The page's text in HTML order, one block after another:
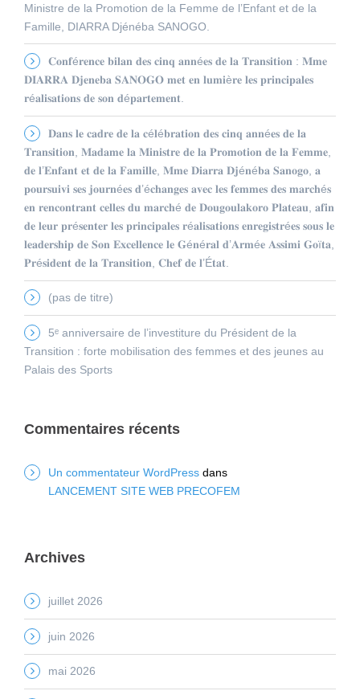
Ministre de la Promotion de la Femme de l’Enfant et de la
Famille, DIARRA Djénéba SANOGO.
𝐂𝐨𝐧𝐟é𝐫𝐞𝐧𝐜𝐞 𝐛𝐢𝐥𝐚𝐧 𝐝𝐞𝐬 𝐜𝐢𝐧𝐪 𝐚𝐧𝐧é𝐞𝐬 𝐝𝐞 𝐥𝐚 𝐓𝐫𝐚𝐧𝐬𝐢𝐭𝐢𝐨𝐧 : 𝐌𝐦𝐞
𝐃𝐈𝐀𝐑𝐑𝐀 𝐃𝐣𝐞𝐧𝐞𝐛𝐚 𝐒𝐀𝐍𝐎𝐆𝐎 𝐦𝐞𝐭 𝐞𝐧 𝐥𝐮𝐦𝐢è𝐫𝐞 𝐥𝐞𝐬 𝐩𝐫𝐢𝐧𝐜𝐢𝐩𝐚𝐥𝐞𝐬
𝐫é𝐚𝐥𝐢𝐬𝐚𝐭𝐢𝐨𝐧𝐬 𝐝𝐞 𝐬𝐨𝐧 𝐝é𝐩𝐚𝐫𝐭𝐞𝐦𝐞𝐧𝐭.
𝐃𝐚𝐧𝐬 𝐥𝐞 𝐜𝐚𝐝𝐫𝐞 𝐝𝐞 𝐥𝐚 𝐜é𝐥é𝐛𝐫𝐚𝐭𝐢𝐨𝐧 𝐝𝐞𝐬 𝐜𝐢𝐧𝐪 𝐚𝐧𝐧é𝐞𝐬 𝐝𝐞 𝐥𝐚
𝐓𝐫𝐚𝐧𝐬𝐢𝐭𝐢𝐨𝐧, 𝐌𝐚𝐝𝐚𝐦𝐞 𝐥𝐚 𝐌𝐢𝐧𝐢𝐬𝐭𝐫𝐞 𝐝𝐞 𝐥𝐚 𝐏𝐫𝐨𝐦𝐨𝐭𝐢𝐨𝐧 𝐝𝐞 𝐥𝐚 𝐅𝐞𝐦𝐦𝐞,
𝐝𝐞 𝐥’𝐄𝐧𝐟𝐚𝐧𝐭 𝐞𝐭 𝐝𝐞 𝐥𝐚 𝐅𝐚𝐦𝐢𝐥𝐥𝐞, 𝐌𝐦𝐞 𝐃𝐢𝐚𝐫𝐫𝐚 𝐃𝐣é𝐧é𝐛𝐚 𝐒𝐚𝐧𝐨𝐠𝐨, 𝐚
𝐩𝐨𝐮𝐫𝐬𝐮𝐢𝐯𝐢 𝐬𝐞𝐬 𝐣𝐨𝐮𝐫𝐧é𝐞𝐬 𝐝’é𝐜𝐡𝐚𝐧𝐠𝐞𝐬 𝐚𝐯𝐞𝐜 𝐥𝐞𝐬 𝐟𝐞𝐦𝐦𝐞𝐬 𝐝𝐞𝐬 𝐦𝐚𝐫𝐜𝐡é𝐬
𝐞𝐧 𝐫𝐞𝐧𝐜𝐨𝐧𝐭𝐫𝐚𝐧𝐭 𝐜𝐞𝐥𝐥𝐞𝐬 𝐝𝐮 𝐦𝐚𝐫𝐜𝐡é 𝐝𝐞 𝐃𝐨𝐮𝐠𝐨𝐮𝐥𝐚𝐤𝐨𝐫𝐨 𝐏𝐥𝐚𝐭𝐞𝐚𝐮, 𝐚𝐟𝐢𝐧
𝐝𝐞 𝐥𝐞𝐮𝐫 𝐩𝐫é𝐬𝐞𝐧𝐭𝐞𝐫 𝐥𝐞𝐬 𝐩𝐫𝐢𝐧𝐜𝐢𝐩𝐚𝐥𝐞𝐬 𝐫é𝐚𝐥𝐢𝐬𝐚𝐭𝐢𝐨𝐧𝐬 𝐞𝐧𝐫𝐞𝐠𝐢𝐬𝐭𝐫é𝐞𝐬 𝐬𝐨𝐮𝐬 𝐥𝐞
𝐥𝐞𝐚𝐝𝐞𝐫𝐬𝐡𝐢𝐩 𝐝𝐞 𝐒𝐨𝐧 𝐄𝐱𝐜𝐞𝐥𝐥𝐞𝐧𝐜𝐞 𝐥𝐞 𝐆é𝐧é𝐫𝐚𝐥 𝐝’𝐀𝐫𝐦é𝐞 𝐀𝐬𝐬𝐢𝐦𝐢 𝐆𝐨ï𝐭𝐚,
𝐏𝐫é𝐬𝐢𝐝𝐞𝐧𝐭 𝐝𝐞 𝐥𝐚 𝐓𝐫𝐚𝐧𝐬𝐢𝐭𝐢𝐨𝐧, 𝐂𝐡𝐞𝐟 𝐝𝐞 𝐥’É𝐭𝐚𝐭.
(pas de titre)
5ᵉ anniversaire de l’investiture du Président de la
Transition : forte mobilisation des femmes et des jeunes au
Palais des Sports
Commentaires récents
Un commentateur WordPress dans
LANCEMENT SITE WEB PRECOFEM
Archives
juillet 2026
juin 2026
mai 2026